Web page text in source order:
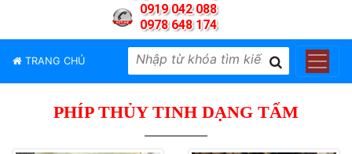
0919 042 088
0978 648 174
TRANG CHỦ
PHẨM
HIỆU
PHÍP THỦY TINH DẠNG TẤM